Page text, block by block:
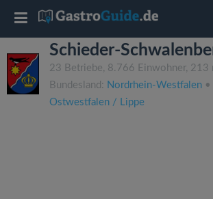
Schieder-
23 Betriebe, 8.766 Einwohner, 213
Bundesland: Nordrhein-Westfalen •
Ostwestfalen / Lippe
T
o
g